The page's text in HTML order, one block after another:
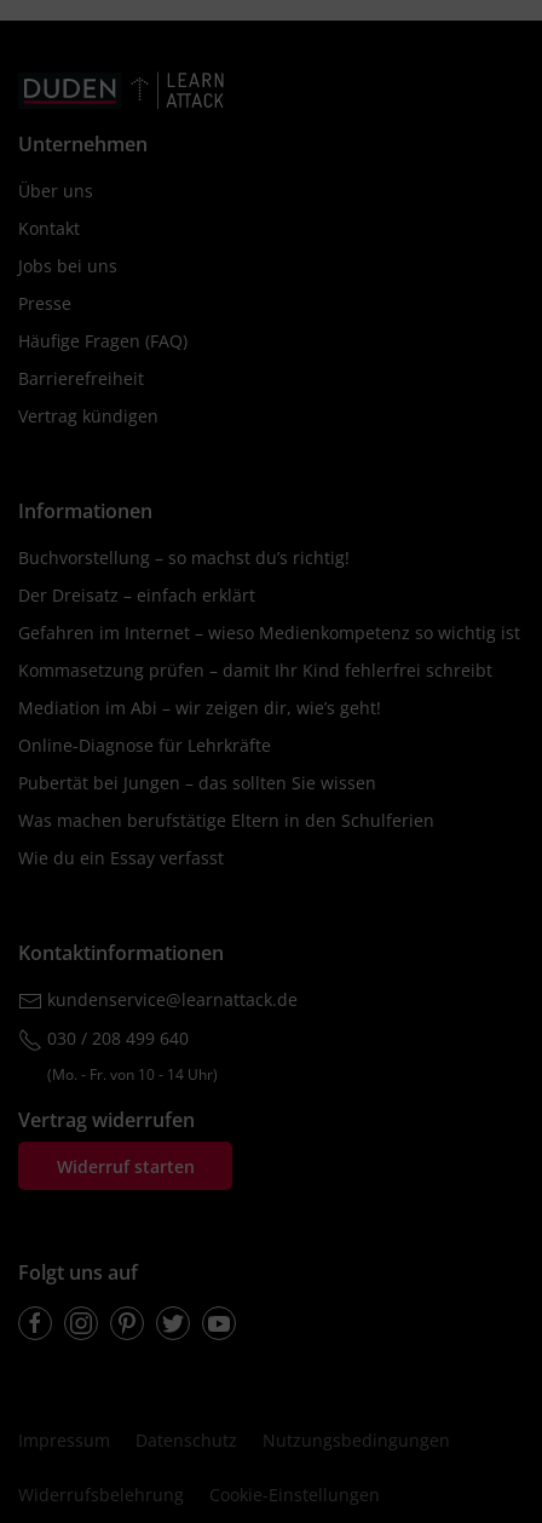
Unternehmen
Über uns
Kontakt
Jobs bei uns
Presse
Häufige Fragen (FAQ)
Barrierefreiheit
Vertrag kündigen
Informationen
Buchvorstellung – so machst du’s richtig!
Der Dreisatz – einfach erklärt
Gefahren im Internet – wieso Medienkompetenz so wichtig ist
Kommasetzung prüfen – damit Ihr Kind fehlerfrei schreibt
Mediation im Abi – wir zeigen dir, wie’s geht!
Online-Diagnose für Lehrkräfte
Pubertät bei Jungen – das sollten Sie wissen
Was machen berufstätige Eltern in den Schulferien
Wie du ein Essay verfasst
Kontaktinformationen
kundenservice@learnattack.de
030 / 208 499 640
(Mo. ‐ Fr. von 10 ‐ 14 Uhr)
Vertrag widerrufen
Widerruf starten
Folgt uns auf
FacebookInstagramPinterestTwitterYoutube
Impressum Datenschutz Nutzungsbedingungen
Widerrufsbelehrung Cookie-Einstellungen